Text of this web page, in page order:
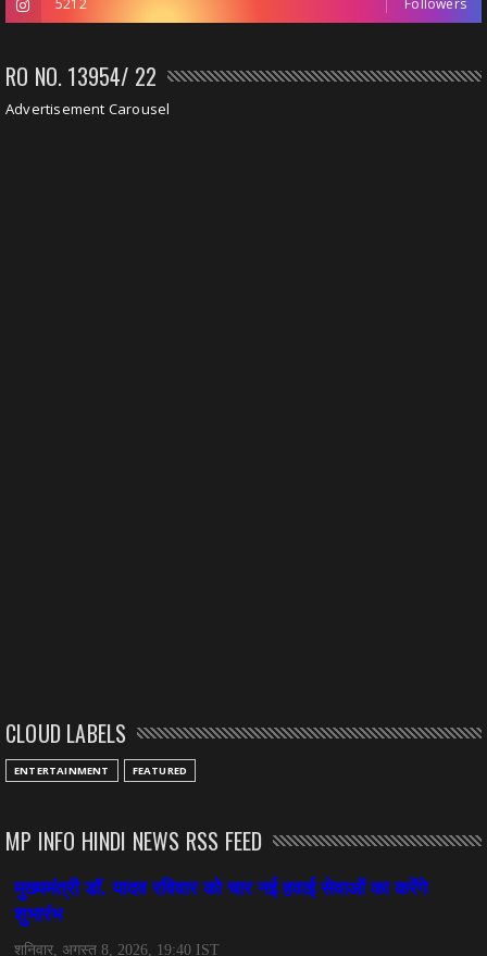
5212 Followers
RO NO. 13954/ 22
Advertisement Carousel
CLOUD LABELS
ENTERTAINMENT FEATURED
MP INFO HINDI NEWS RSS FEED